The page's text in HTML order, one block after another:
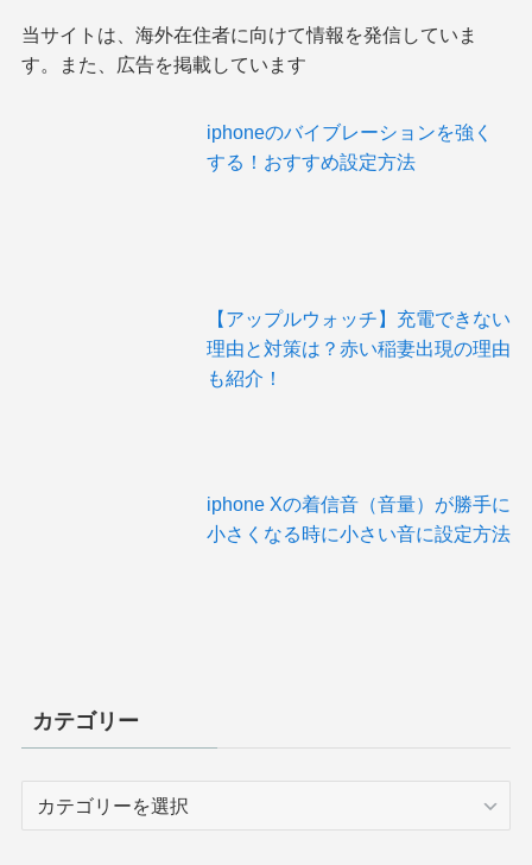
当サイトは、海外在住者に向けて情報を発信していま
す。また、広告を掲載しています
iphoneのバイブレーションを強く
する！おすすめ設定方法
【アップルウォッチ】充電できない
理由と対策は？赤い稲妻出現の理由
も紹介！
iphone Xの着信音（音量）が勝手に
小さくなる時に小さい音に設定方法
カテゴリー